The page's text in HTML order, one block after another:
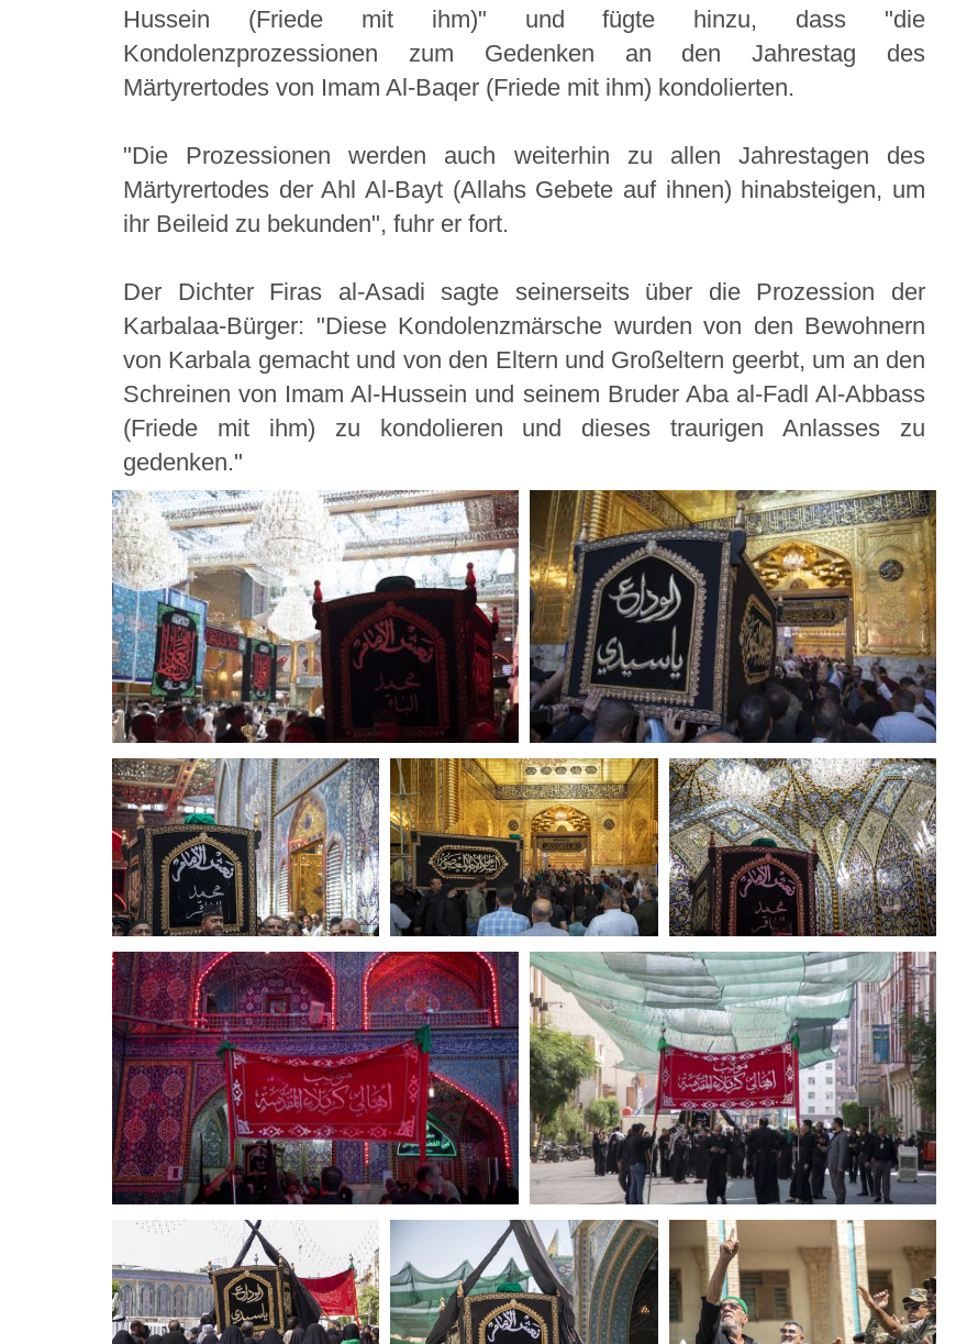
Hussein (Friede mit ihm)" und fügte hinzu, dass "die
Kondolenzprozessionen zum Gedenken an den Jahrestag des
Märtyrertodes von Imam Al-Baqer (Friede mit ihm) kondolierten.
"Die Prozessionen werden auch weiterhin zu allen Jahrestagen des
Märtyrertodes der Ahl Al-Bayt (Allahs Gebete auf ihnen) hinabsteigen, um
ihr Beileid zu bekunden", fuhr er fort.
Der Dichter Firas al-Asadi sagte seinerseits über die Prozession der
Karbalaa-Bürger: "Diese Kondolenzmärsche wurden von den Bewohnern
von Karbala gemacht und von den Eltern und Großeltern geerbt, um an den
Schreinen von Imam Al-Hussein und seinem Bruder Aba al-Fadl Al-Abbass
(Friede mit ihm) zu kondolieren und dieses traurigen Anlasses zu
gedenken."